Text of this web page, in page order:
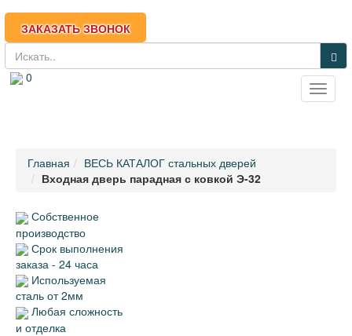
ЗАКАЗАТЬ ЗВОНОК
0
Toggle
Главная
ВЕСЬ КАТАЛОГ стальных дверей
Входная дверь парадная с ковкой Э-32
Собственное
производство
Срок выполнения
заказа - 24 часа
Используемая
сталь от 2мм
Любая сложность
и отделка